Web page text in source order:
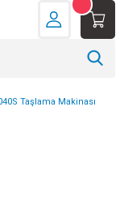
Taşlama Makinası